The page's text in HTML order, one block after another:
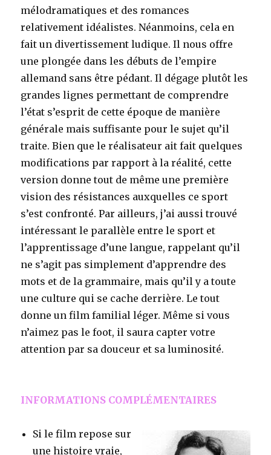
mélodramatiques et des romances
relativement idéalistes. Néanmoins, cela en
fait un divertissement ludique. Il nous offre
une plongée dans les débuts de l’empire
allemand sans être pédant. Il dégage plutôt les
grandes lignes permettant de comprendre
l’état s’esprit de cette époque de manière
générale mais suffisante pour le sujet qu’il
traite. Bien que le réalisateur ait fait quelques
modifications par rapport à la réalité, cette
version donne tout de même une première
vision des résistances auxquelles ce sport
s’est confronté. Par ailleurs, j’ai aussi trouvé
intéressant le parallèle entre le sport et
l’apprentissage d’une langue, rappelant qu’il
ne s’agit pas simplement d’apprendre des
mots et de la grammaire, mais qu’il y a toute
une culture qui se cache derrière. Le tout
donne un film familial léger. Même si vous
n’aimez pas le foot, il saura capter votre
attention par sa douceur et sa luminosité.
INFORMATIONS COMPLÉMENTAIRES
Si le film repose sur
une histoire vraie,